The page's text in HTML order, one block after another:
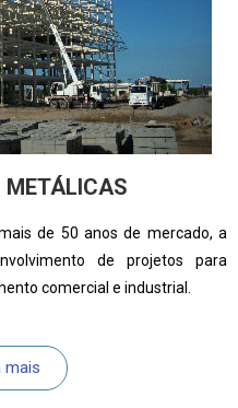
METÁLICAS
de 50 anos de mercado, a
de projetos para
comercial e industrial.
mais